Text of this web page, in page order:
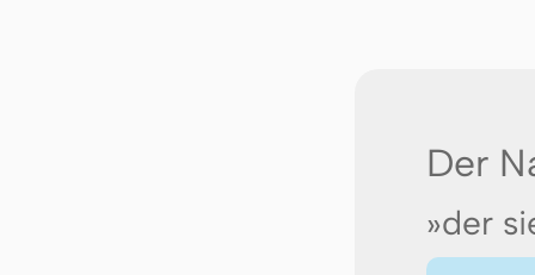
Der
»der